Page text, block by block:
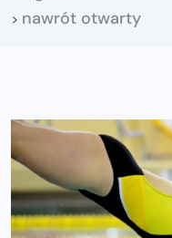
> nawrót otwarty